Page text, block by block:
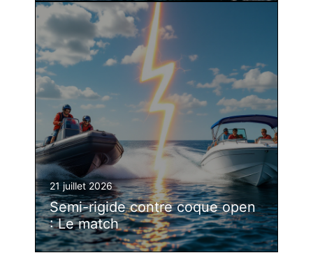
21 juillet 2026
Semi-rigide contre coque open
: Le match